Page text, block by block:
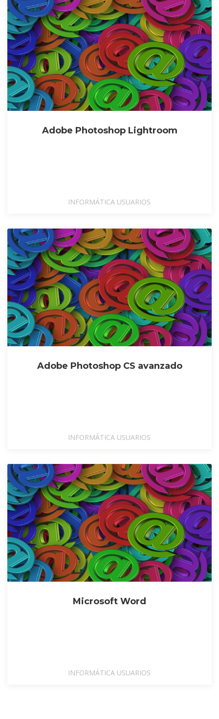
Adobe Photoshop Lightroom
INFORMÁTICA USUARIOS
Adobe Photoshop CS avanzado
INFORMÁTICA USUARIOS
Microsoft Word
INFORMÁTICA USUARIOS